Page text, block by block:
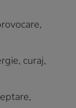
curaj,